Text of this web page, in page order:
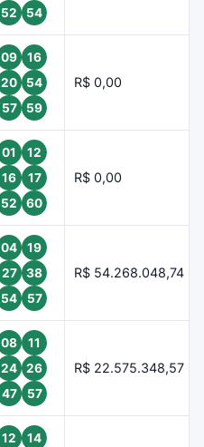
52
54
09
16
20
54
57
59
R$ 0,00
01
12
16
17
52
60
R$ 0,00
04
19
27
38
54
57
R$ 54.268.048,74
08
11
24
26
47
57
R$ 22.575.348,57
12
14